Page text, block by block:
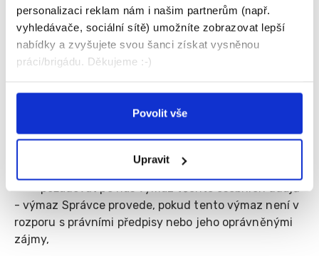
personalizaci reklam nám i našim partnerům (např.
vyhledávače, sociální sítě) umožníte zobrazovat lepší
nabídky a zvyšujete svou šanci získat vysněnou
práci/brigádu. Děkujeme :-)
Povolit vše
Upravit
5.Vezměte, prosíme, na vědomí, že podle Nařízení
máte právo:
- vyžádat si u nás přístup k těmto údajům a tyto
požadovat omezení zpracování,
- požadovat po nás výmaz těchto osobních údajů
- výmaz Správce provede, pokud tento výmaz není v
rozporu s právními předpisy nebo jeho oprávněnými
zájmy,